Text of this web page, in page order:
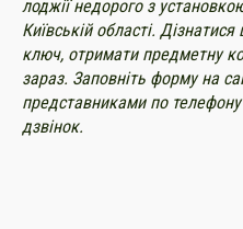
лоджії недорого з
Київській області.
ключ, отримати предметну
зараз. Заповніть форму на
представниками по
дзвінок.